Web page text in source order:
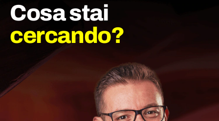
Cosa stai
cercando?